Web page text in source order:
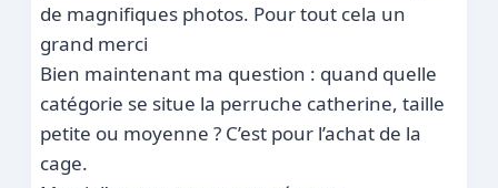
de magnifiques photos. Pour tout cela un
grand merci
Bien maintenant ma question : quand quelle
catégorie se situe la perruche catherine, taille
petite ou moyenne ? C’est pour l’achat de la
cage.